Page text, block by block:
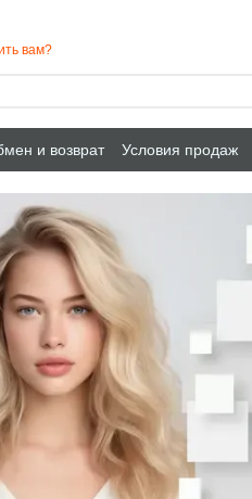
вам?
и возврат Условия продаж